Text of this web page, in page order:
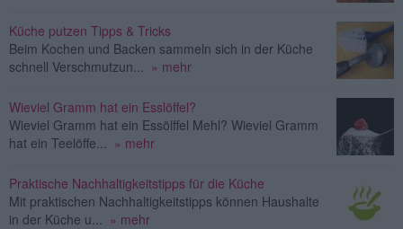
Küche putzen Tipps & Tricks
Beim Kochen und Backen sammeln sich in der Küche
schnell Verschmutzun...
» mehr
Wieviel Gramm hat ein Esslöffel?
Wieviel Gramm hat ein Essölffel Mehl? Wieviel Gramm
hat ein Teelöffe...
» mehr
Praktische Nachhaltigkeitstipps für die Küche
Mit praktischen Nachhaltigkeitstipps können Haushalte
in der Küche u...
» mehr